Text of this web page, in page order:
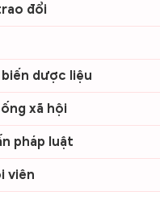
đổi
dược liệu
xã hội
pháp luật
viên